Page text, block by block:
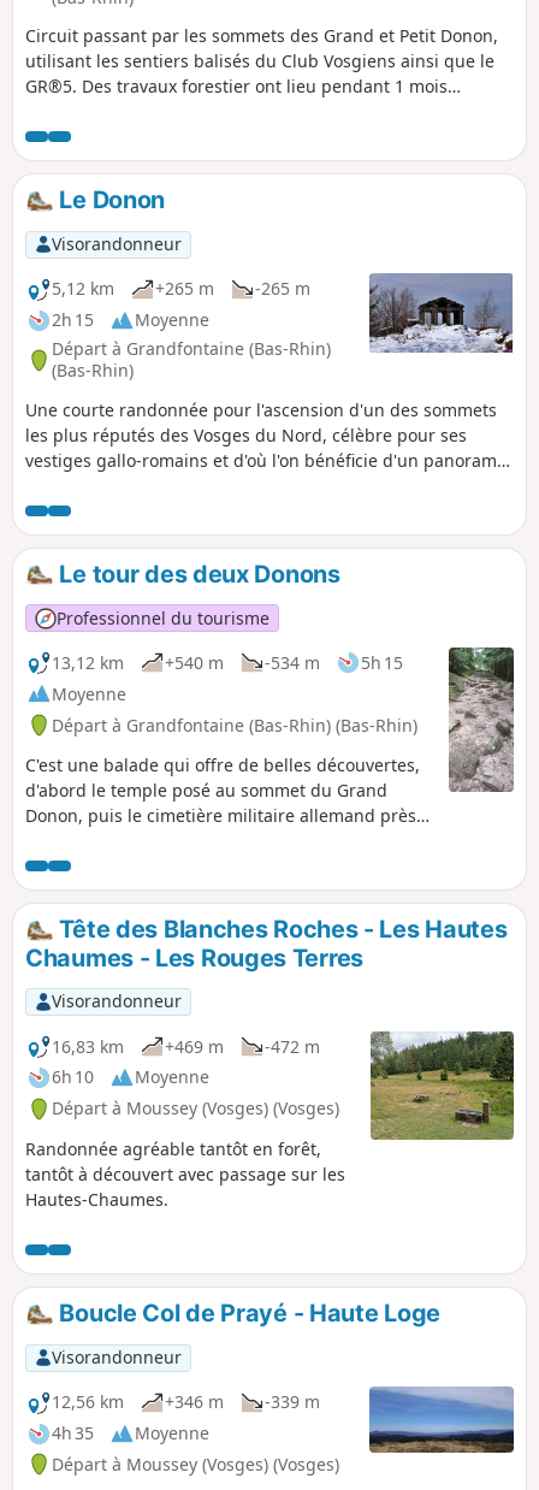
Circuit passant par les sommets des Grand et Petit Donon,
utilisant les sentiers balisés du Club Vosgiens ainsi que le
GR®5. Des travaux forestier ont lieu pendant 1 mois
Le Donon
Visorandonneur
5,12 km
+265 m
-265 m
2h 15
Moyenne
Départ à Grandfontaine (Bas-Rhin)
(Bas-Rhin)
Une courte randonnée pour l'ascension d'un des sommets
les plus réputés des Vosges du Nord, célèbre pour ses
vestiges gallo-romains et d'où l'on bénéficie d'un panorama
progressif et moins fréquenté que celui de la descente.
Le tour des deux Donons
Professionnel du tourisme
13,12 km
+540 m -534 m
5h 15
Moyenne
Départ à Grandfontaine (Bas-Rhin) (Bas-Rhin)
C'est une balade qui offre de belles découvertes,
d'abord le temple posé au sommet du Grand
Donon, puis le cimetière militaire allemand près
Petit Donon qui offre une belle vue.
Tête des Blanches Roches - Les Hautes
Chaumes - Les Rouges Terres
Visorandonneur
16,83 km
+469 m
-472 m
6h 10
Moyenne
Départ à Moussey (Vosges) (Vosges)
Randonnée agréable tantôt en forêt,
tantôt à découvert avec passage sur les
Hautes-Chaumes.
Boucle Col de Prayé - Haute Loge
Visorandonneur
12,56 km
+346 m
-339 m
4h 35
Moyenne
Départ à Moussey (Vosges) (Vosges)